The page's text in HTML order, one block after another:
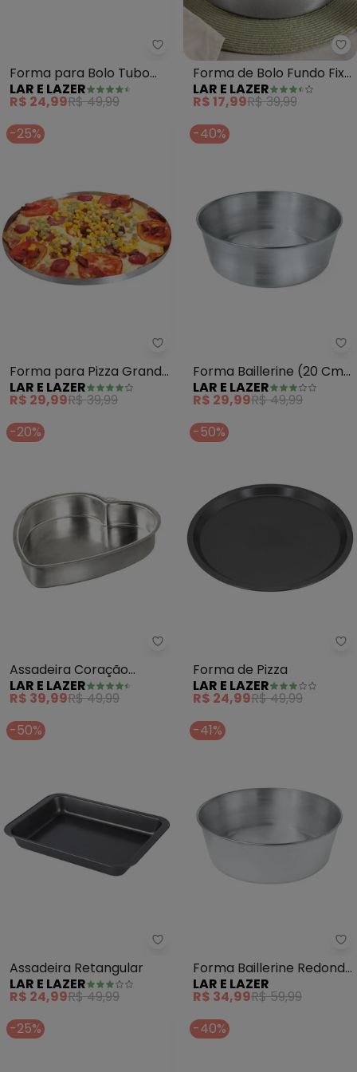
Lar e Lazer - Forma para Bolo
Forma para Bolo Tubo
Cônica (20 Cm) 1 Peça
LAR E LAZER
R$ 24,99R$ 49,99
Forma de Bolo Fundo Fixo
Polida (N°20)
LAR E LAZER
R$ 17,99R$ 39,99
-25%
Lar e Lazer - Forma para Pizza
Forma para Pizza Grande
(29 Cm) 1 Peça
LAR E LAZER
R$ 29,99R$ 39,99
-40%
Forma Baillerine (20 Cm)
1 Peça
LAR E LAZER
R$ 29,99R$ 49,99
-20%
Lar e Lazer - Assadeira
Assadeira Coração
(Prata N° 3)
LAR E LAZER
R$ 39,99R$ 49,99
-50%
Forma de Pizza
LAR E LAZER
R$ 24,99R$ 49,99
-50%
Lar e Lazer - Assadeira
Assadeira Retangular
LAR E LAZER
R$ 24,99R$ 49,99
-41%
Forma Baillerine Redonda
para Bolo 24 cm 1 Peça
LAR E LAZER
R$ 34,99R$ 59,99
-25%
-40%